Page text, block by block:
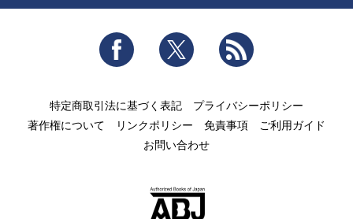
Facebook Twitter
特定商取引法に基づく表記
プライバシーポリシー
著作権について
リンクポリシー 免責事項
ご利用ガイド
お問い合わせ